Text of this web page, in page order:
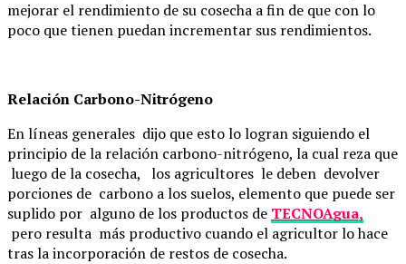
mejorar el rendimiento de su cosecha a fin de que con lo
poco que tienen puedan incrementar sus rendimientos.
Relación Carbono-Nitrógeno
En líneas generales dijo que esto lo logran siguiendo el
principio de la relación carbono-nitrógeno, la cual reza que
luego de la cosecha, los agricultores le deben devolver
porciones de carbono a los suelos, elemento que puede ser
suplido por alguno de los productos de TECNOAgua,
pero resulta más productivo cuando el agricultor lo hace
tras la incorporación de restos de cosecha.